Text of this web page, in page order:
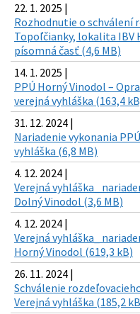
22. 1. 2025 |
Rozhodnutie o schválení
Topoľčianky, lokalita IBV
písomná časť (4,6 MB)
14. 1. 2025 |
PPÚ Horný Vinodol –
verejná vyhláška (163,4
31. 12. 2024 |
Nariadenie vykonania
vyhláška (6,8 MB)
4. 12. 2024 |
Verejná vyhláška_
Dolný Vinodol (3,6 MB)
4. 12. 2024 |
Verejná vyhláška_
Horný Vinodol (619,3 kB)
26. 11. 2024 |
Schválenie
Verejná vyhláška (185,2